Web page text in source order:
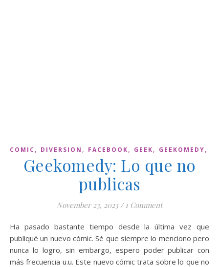
COMIC , DIVERSION , FACEBOOK, GEEK, GEEKOMEDY,
Geekomedy: Lo que no
publicas
November 23, 2023 / 1 Comment
Ha pasado bastante tiempo desde la última vez que
publiqué un nuevo cómic. Sé que siempre lo menciono pero
nunca lo logro, sin embargo, espero poder publicar con
más frecuencia u.u. Este nuevo cómic trata sobre lo que no